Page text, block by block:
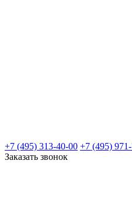
+7 (495) 313-40-00 +7 (495)
Заказать звонок